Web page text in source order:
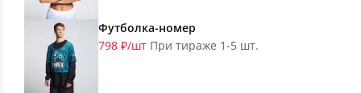
Футболка-номер
798 ₽/шт При тираже 1-5 шт.